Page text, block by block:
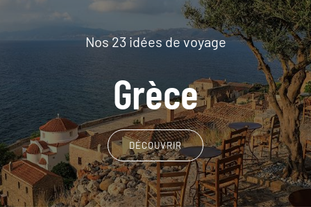
Nos 23 idées de voyage
Grèce
DÉCOUVRIR